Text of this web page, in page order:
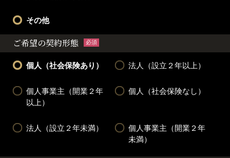
その他
ご希望の契約形態 必須
個人（社会保険あり） 法人（設立２年以上）
個人事業主（開業２年
以上）
個人（社会保険なし）
法人（設立２年未満）
個人事業主（開業２年
未満）